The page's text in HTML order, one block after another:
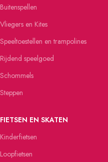
Buitenspellen
Vliegers en Kites
Speeltoestellen en trampolines
Rijdend speelgoed
Schommels
Steppen
FIETSEN EN SKATEN
Kinderfietsen
Loopfietsen